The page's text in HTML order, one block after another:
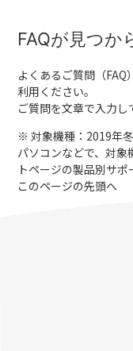
FAQが見つか
よくあるご質問（
利用ください。
ご質問を文章で入力し
※ 対象機種：2019年
パソコンなどで、対
トページの製品別サポ
このページの先頭へ